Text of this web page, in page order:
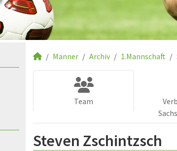
Männer Archiv 1.Mannschaft
Team
Steven Zschintzsch